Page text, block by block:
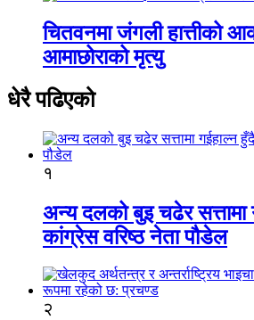
चितवनमा जंगली हात्तीको
आमाछोराको मृत्यु
धेरै पढिएको
१
अन्य दलको बुइ चढेर सत्तामा
कांग्रेस वरिष्ठ नेता पौडेल
२